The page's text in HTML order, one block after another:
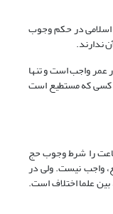
اسلامی در حکم وجوب
ندارند.
عمر واجب است و تنها
که مستطیع است
را شرط وجوب حج
واجب نیست. ولی در
علما اختلاف است.